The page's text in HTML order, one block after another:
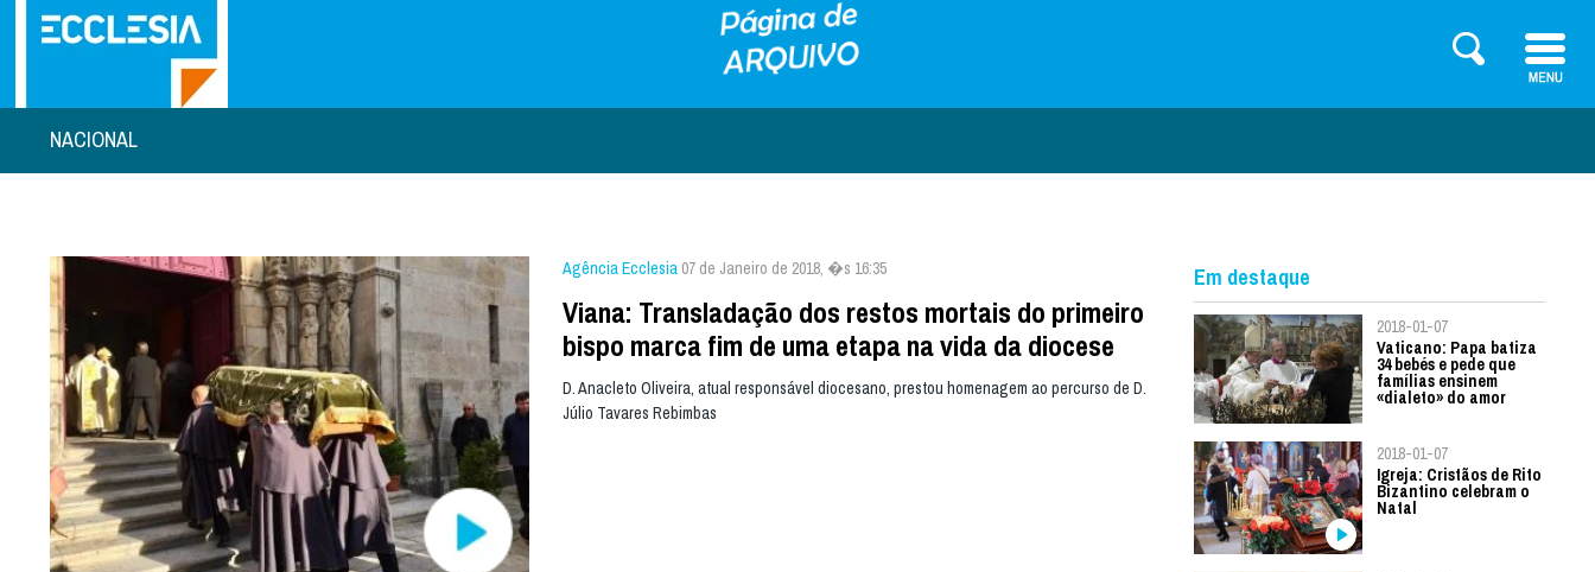
NACIONAL
Agência Ecclesia 07 de Janeiro de 2018, �s 16:35
Viana: Transladação dos restos mortais do primeiro
bispo marca fim de uma etapa na vida da diocese
D. Anacleto Oliveira, atual responsável diocesano, prestou homenagem ao percurso de D.
Júlio Tavares Rebimbas
Em destaque
2018-01-07
Vaticano: Papa batiza
34 bebés e pede que
famílias ensinem
«dialeto» do amor
2018-01-07
Igreja: Cristãos de Rito
Bizantino celebram o
Natal